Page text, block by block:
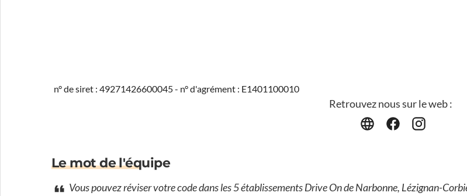
n° de siret : 49271426600045 - n° d'agrément : E1401100010
Retrouvez nous sur le web :
Le mot de l'équipe
Vous pouvez réviser votre code dans les 5 établissements Drive On de Narbonne, Lézignan-